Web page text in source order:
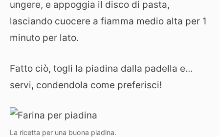
ungere, e appoggia il disco di pasta,
lasciando cuocere a fiamma medio alta per 1
minuto per lato.
Fatto ciò, togli la piadina dalla padella e…
servi, condendola come preferisci!
La ricetta per una buona piadina.